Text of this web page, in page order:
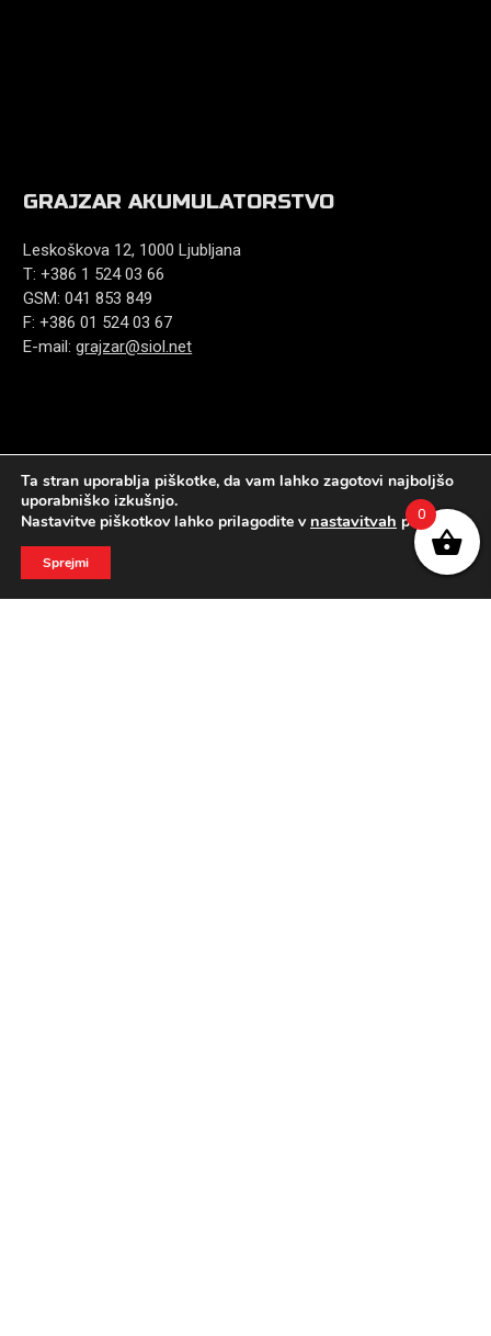
GRAJZAR AKUMULATORSTVO
Leskoškova 12, 1000 Ljubljana
T: +386 1 524 03 66
GSM: 041 853 849
F: +386 01 524 03 67
E-mail:grajzar@siol.net
DELOVNI ČAS:
PON-PET: 8. – 17. ure
SOB: 8. – 12. ure
nedelja in prazniki zaprto
Ta stran uporablja piškotke, da vam lahko zagotovi najboljšo
uporabniško izkušnjo.
Nastavitve piškotkov lahko prilagodite v nastavitvah piškotkov.
Sprejmi
0